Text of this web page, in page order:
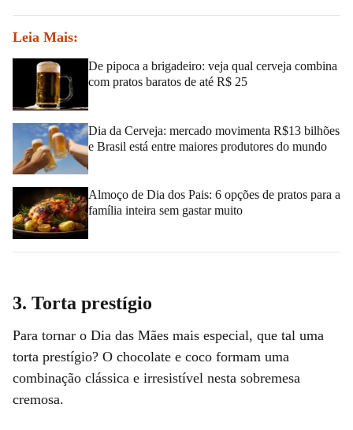
Leia Mais:
De pipoca a brigadeiro: veja qual cerveja combina
com pratos baratos de até R$ 25
Dia da Cerveja: mercado movimenta R$13 bilhões
e Brasil está entre maiores produtores do mundo
Almoço de Dia dos Pais: 6 opções de pratos para a
família inteira sem gastar muito
3. Torta prestígio
Para tornar o Dia das Mães mais especial, que tal uma
torta prestígio? O chocolate e coco formam uma
combinação clássica e irresistível nesta sobremesa
cremosa.